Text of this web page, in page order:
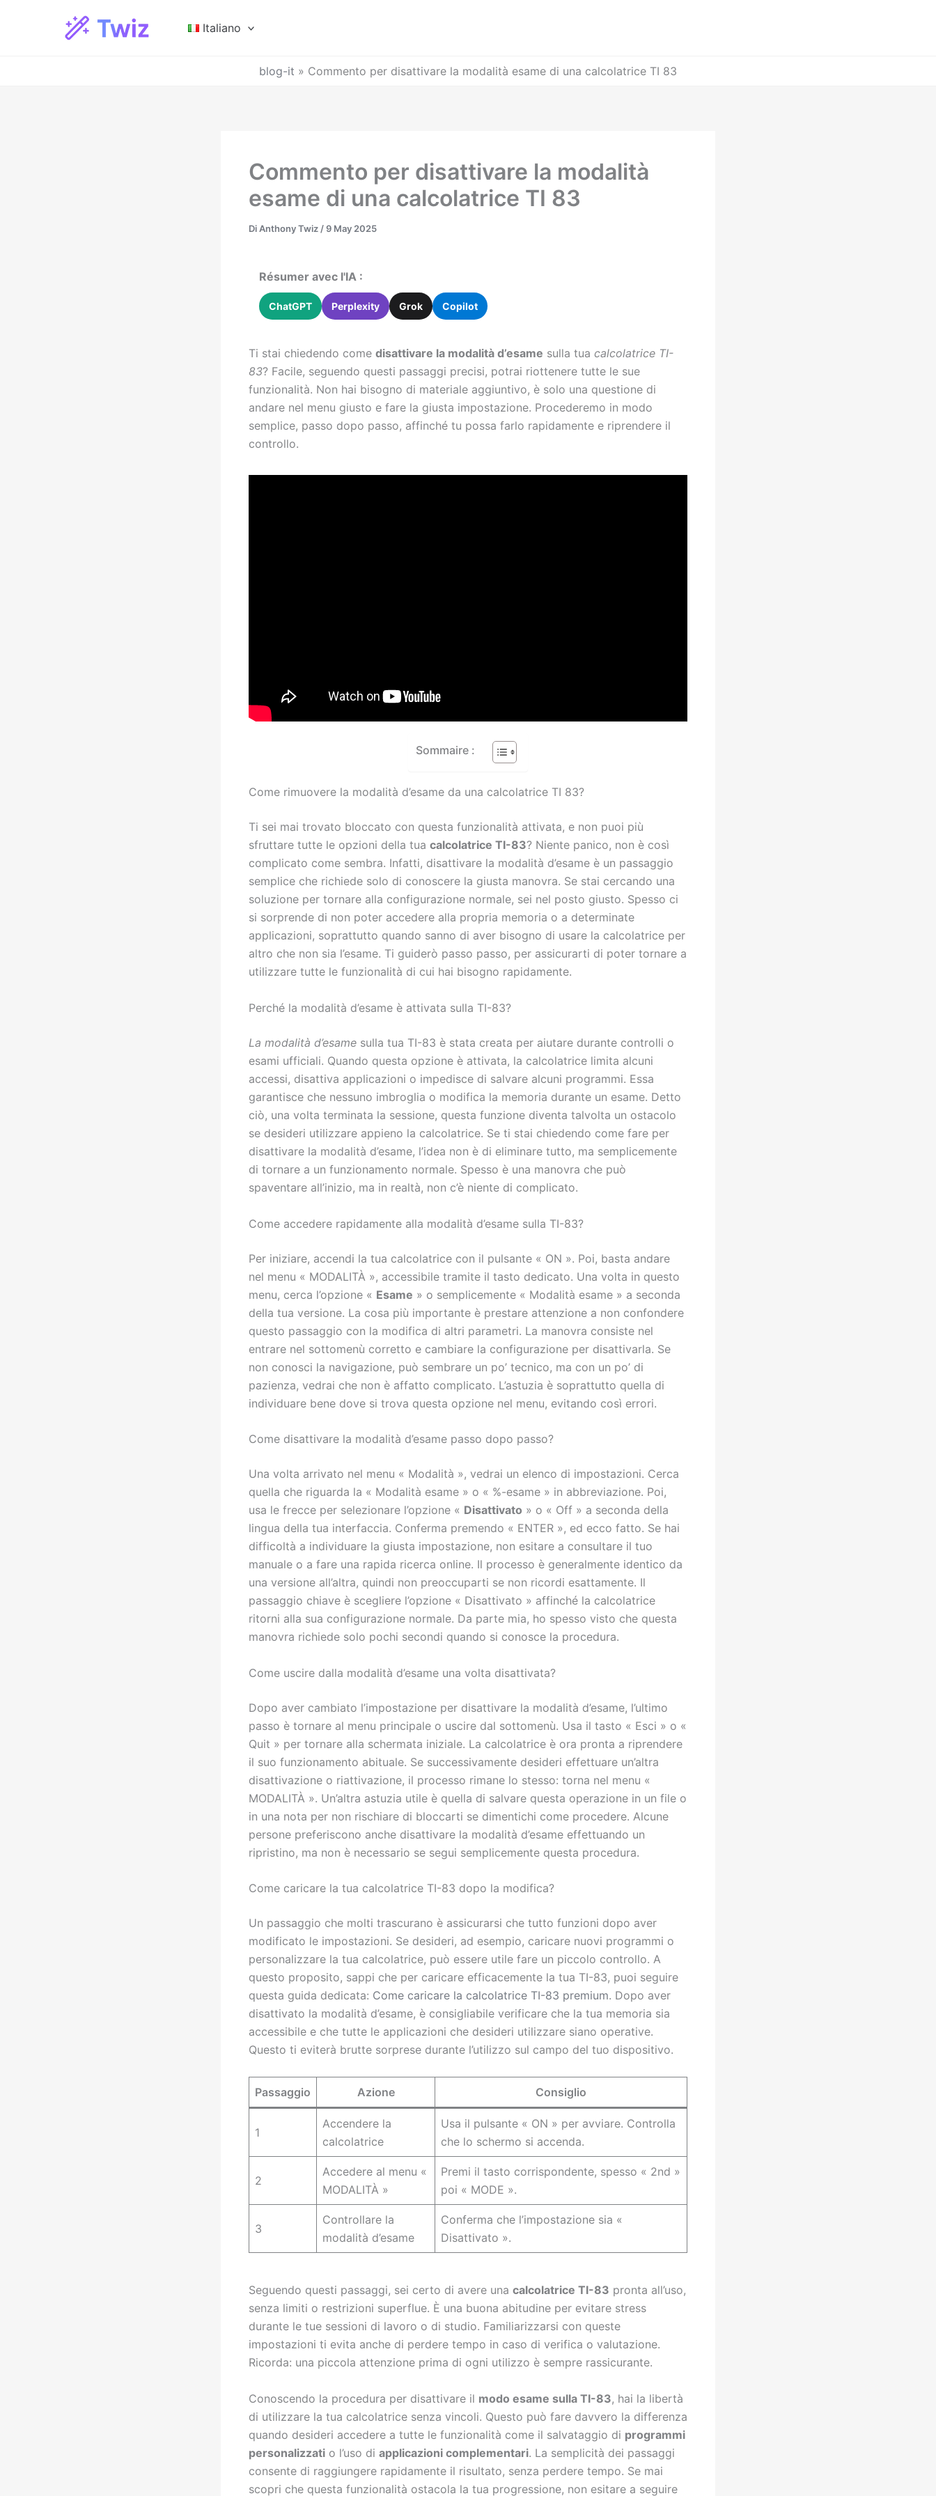
Italiano
blog-it » Commento per disattivare la modalità esame di una calcolatrice TI 83
Commento per disattivare la modalità
esame di una calcolatrice TI 83
Di Anthony Twiz /9 May 2025
Résumer avec l'IA :
ChatGPT Perplexity Grok Copilot
Ti stai chiedendo come disattivare la modalità d’esame sulla tua calcolatrice TI-
83? Facile, seguendo questi passaggi precisi, potrai riottenere tutte le sue
funzionalità. Non hai bisogno di materiale aggiuntivo, è solo una questione di
andare nel menu giusto e fare la giusta impostazione. Procederemo in modo
semplice, passo dopo passo, affinché tu possa farlo rapidamente e riprendere il
controllo.
Sommaire :
Come rimuovere la modalità d’esame da una calcolatrice TI 83?
Ti sei mai trovato bloccato con questa funzionalità attivata, e non puoi più
sfruttare tutte le opzioni della tua calcolatrice TI-83? Niente panico, non è così
complicato come sembra. Infatti, disattivare la modalità d’esame è un passaggio
semplice che richiede solo di conoscere la giusta manovra. Se stai cercando una
soluzione per tornare alla configurazione normale, sei nel posto giusto. Spesso ci
si sorprende di non poter accedere alla propria memoria o a determinate
applicazioni, soprattutto quando sanno di aver bisogno di usare la calcolatrice per
altro che non sia l’esame. Ti guiderò passo passo, per assicurarti di poter tornare a
utilizzare tutte le funzionalità di cui hai bisogno rapidamente.
Perché la modalità d’esame è attivata sulla TI-83?
La modalità d’esame sulla tua TI-83 è stata creata per aiutare durante controlli o
esami ufficiali. Quando questa opzione è attivata, la calcolatrice limita alcuni
accessi, disattiva applicazioni o impedisce di salvare alcuni programmi. Essa
garantisce che nessuno imbroglia o modifica la memoria durante un esame. Detto
ciò, una volta terminata la sessione, questa funzione diventa talvolta un ostacolo
se desideri utilizzare appieno la calcolatrice. Se ti stai chiedendo come fare per
disattivare la modalità d’esame, l’idea non è di eliminare tutto, ma semplicemente
di tornare a un funzionamento normale. Spesso è una manovra che può
spaventare all’inizio, ma in realtà, non c’è niente di complicato.
Come accedere rapidamente alla modalità d’esame sulla TI-83?
Per iniziare, accendi la tua calcolatrice con il pulsante « ON ». Poi, basta andare
nel menu « MODALITÀ », accessibile tramite il tasto dedicato. Una volta in questo
menu, cerca l’opzione « Esame » o semplicemente « Modalità esame » a seconda
della tua versione. La cosa più importante è prestare attenzione a non confondere
questo passaggio con la modifica di altri parametri. La manovra consiste nel
entrare nel sottomenù corretto e cambiare la configurazione per disattivarla. Se
non conosci la navigazione, può sembrare un po’ tecnico, ma con un po’ di
pazienza, vedrai che non è affatto complicato. L’astuzia è soprattutto quella di
individuare bene dove si trova questa opzione nel menu, evitando così errori.
Come disattivare la modalità d’esame passo dopo passo?
Una volta arrivato nel menu « Modalità », vedrai un elenco di impostazioni. Cerca
quella che riguarda la « Modalità esame » o « %-esame » in abbreviazione. Poi,
usa le frecce per selezionare l’opzione « Disattivato » o « Off » a seconda della
lingua della tua interfaccia. Conferma premendo « ENTER », ed ecco fatto. Se hai
difficoltà a individuare la giusta impostazione, non esitare a consultare il tuo
manuale o a fare una rapida ricerca online. Il processo è generalmente identico da
una versione all’altra, quindi non preoccuparti se non ricordi esattamente. Il
passaggio chiave è scegliere l’opzione « Disattivato » affinché la calcolatrice
ritorni alla sua configurazione normale. Da parte mia, ho spesso visto che questa
manovra richiede solo pochi secondi quando si conosce la procedura.
Come uscire dalla modalità d’esame una volta disattivata?
Dopo aver cambiato l’impostazione per disattivare la modalità d’esame, l’ultimo
passo è tornare al menu principale o uscire dal sottomenù. Usa il tasto « Esci » o «
Quit » per tornare alla schermata iniziale. La calcolatrice è ora pronta a riprendere
il suo funzionamento abituale. Se successivamente desideri effettuare un’altra
disattivazione o riattivazione, il processo rimane lo stesso: torna nel menu «
MODALITÀ ». Un’altra astuzia utile è quella di salvare questa operazione in un file o
in una nota per non rischiare di bloccarti se dimentichi come procedere. Alcune
persone preferiscono anche disattivare la modalità d’esame effettuando un
ripristino, ma non è necessario se segui semplicemente questa procedura.
Come caricare la tua calcolatrice TI-83 dopo la modifica?
Un passaggio che molti trascurano è assicurarsi che tutto funzioni dopo aver
modificato le impostazioni. Se desideri, ad esempio, caricare nuovi programmi o
personalizzare la tua calcolatrice, può essere utile fare un piccolo controllo. A
questo proposito, sappi che per caricare efficacemente la tua TI-83, puoi seguire
questa guida dedicata: Come caricare la calcolatrice TI-83 premium. Dopo aver
disattivato la modalità d’esame, è consigliabile verificare che la tua memoria sia
accessibile e che tutte le applicazioni che desideri utilizzare siano operative.
Questo ti eviterà brutte sorprese durante l’utilizzo sul campo del tuo dispositivo.
Passaggio Azione Consiglio
1
Accendere la
calcolatrice
Usa il pulsante « ON » per avviare. Controlla
che lo schermo si accenda.
2
Accedere al menu «
MODALITÀ »
Premi il tasto corrispondente, spesso « 2nd »
poi « MODE ».
3
Controllare la
modalità d’esame
Conferma che l’impostazione sia «
Disattivato ».
Seguendo questi passaggi, sei certo di avere una calcolatrice TI-83 pronta all’uso,
senza limiti o restrizioni superflue. È una buona abitudine per evitare stress
durante le tue sessioni di lavoro o di studio. Familiarizzarsi con queste
impostazioni ti evita anche di perdere tempo in caso di verifica o valutazione.
Ricorda: una piccola attenzione prima di ogni utilizzo è sempre rassicurante.
Conoscendo la procedura per disattivare il modo esame sulla TI-83, hai la libertà
di utilizzare la tua calcolatrice senza vincoli. Questo può fare davvero la differenza
quando desideri accedere a tutte le funzionalità come il salvataggio di programmi
personalizzati o l’uso di applicazioni complementari. La semplicità dei passaggi
consente di raggiungere rapidamente il risultato, senza perdere tempo. Se mai
scopri che questa funzionalità ostacola la tua progressione, non esitare a seguire